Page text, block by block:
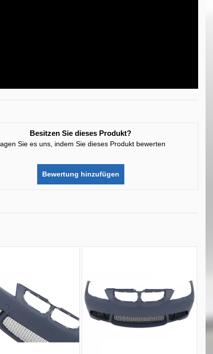
Besitzen Sie dieses Produkt?
Sie es uns, indem Sie dieses Produkt bewerten
Bewertung hinzufügen